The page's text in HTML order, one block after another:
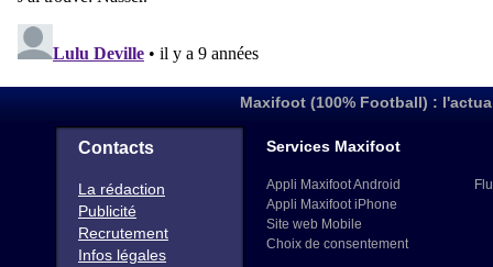
Maxifoot (100% Football) :
Contacts
La rédaction
Publicité
Recrutement
Infos légales
Services Maxifoot
Appli Maxifoot Android
Appli Maxifoot iPhone
Site web Mobile
Choix de consentement